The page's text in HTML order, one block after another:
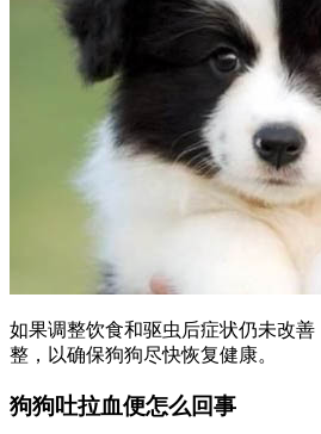
如果调整饮食和驱虫后症状仍未改
整，以确保狗狗尽快恢复健康。
狗狗吐拉血便怎么回事